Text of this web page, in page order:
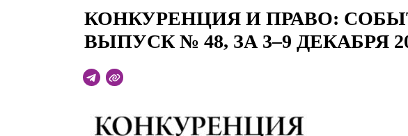
Рейтинги, Награды, Цифры
Карьера
История компании
КОНКУРЕНЦИЯ И ПРАВО:
ВЫПУСК № 48, ЗА 3–9 ДЕКАБРЯ